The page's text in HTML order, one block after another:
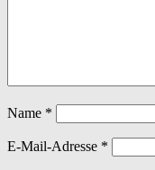
Name *
E-Mail-Adresse *